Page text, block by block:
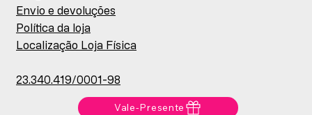
Envio e devoluções
Política da loja
Localização Loja Física
23.340.419/0001-98
Vale-Presente